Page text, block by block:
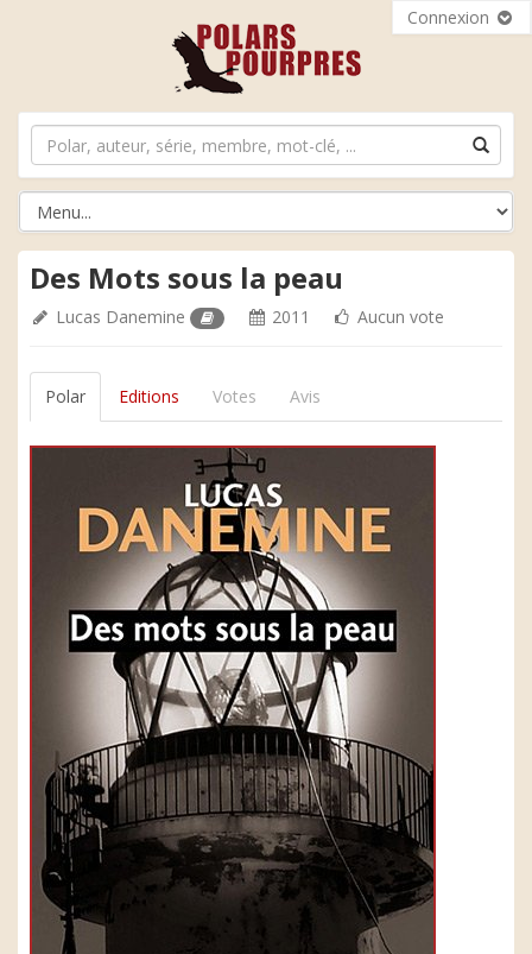
Connexion
Des Mots sous la peau
Lucas Danemine 2011 Aucun vote
Polar Editions Votes Avis